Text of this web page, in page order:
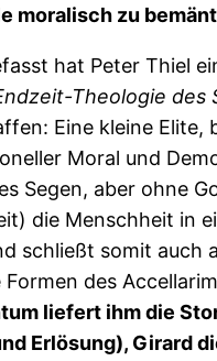
moralisch zu
hat Peter Thiel
Theologie des
Eine kleine Elite,
Moral und
Segen, aber ohne
die Menschheit in
schließt somit auch
des
liefert ihm die
Erlösung), Girard